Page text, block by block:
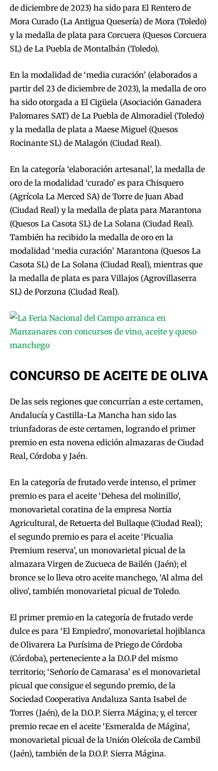
de diciembre de 2023) ha sido para El Rentero de
Mora Curado (La Antigua Quesería) de Mora (Toledo)
y la medalla de plata para Corcuera (Quesos Corcuera
SL) de La Puebla de Montalbán (Toledo).
En la modalidad de ‘media curación’ (elaborados a
partir del 23 de diciembre de 2023), la medalla de oro
ha sido otorgada a El Cigüela (Asociación Ganadera
Palomares SAT) de La Puebla de Almoradiel (Toledo)
y la medalla de plata a Maese Miguel (Quesos
Rocinante SL) de Malagón (Ciudad Real).
En la categoría ‘elaboración artesanal’, la medalla de
oro de la modalidad ‘curado’ es para Chisquero
(Agrícola La Merced SA) de Torre de Juan Abad
(Ciudad Real) y la medalla de plata para Marantona
(Quesos La Casota SL) de La Solana (Ciudad Real).
También ha recibido la medalla de oro en la
modalidad ‘media curación’ Marantona (Quesos La
Casota SL) de La Solana (Ciudad Real), mientras que
la medalla de plata es para Villajos (Agrovillaserra
SL) de Porzuna (Ciudad Real).
CONCURSO DE ACEITE DE OLIVA
De las seis regiones que concurrían a este certamen,
Andalucía y Castilla-La Mancha han sido las
triunfadoras de este certamen, logrando el primer
premio en esta novena edición almazaras de Ciudad
Real, Córdoba y Jaén.
En la categoría de frutado verde intenso, el primer
premio es para el aceite ‘Dehesa del molinillo’,
monovarietal coratina de la empresa Nortia
Agricultural, de Retuerta del Bullaque (Ciudad Real);
el segundo premio es para el aceite ‘Picualia
Premium reserva’, un monovarietal picual de la
almazara Virgen de Zucueca de Bailén (Jaén); el
bronce se lo lleva otro aceite manchego, ‘Al alma del
olivo’, también monovarietal picual de Toledo.
El primer premio en la categoría de frutado verde
dulce es para ‘El Empiedro’, monovarietal hojiblanca
de Olivarera La Purísima de Priego de Córdoba
(Córdoba), perteneciente a la D.O.P del mismo
territorio; ‘Señorío de Camarasa’ es el monovarietal
picual que consigue el segundo premio, de la
Sociedad Cooperativa Andaluza Santa Isabel de
Torres (Jaén), de la D.O.P. Sierra Mágina; y, el tercer
premio recae en el aceite ‘Esmeralda de Mágina’,
monovarietal picual de la Unión Oleícola de Cambil
(Jaén), también de la D.O.P. Sierra Mágina.